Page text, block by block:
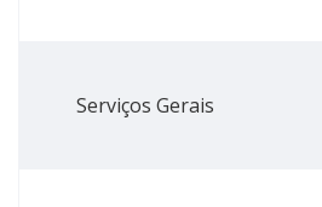
Serviços Gerais